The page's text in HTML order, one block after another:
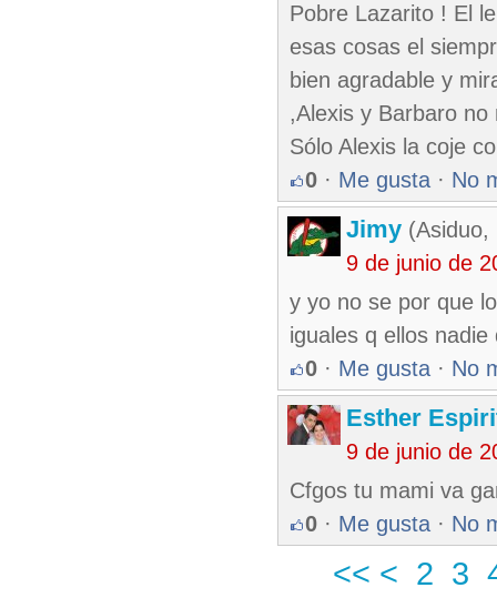
Pobre Lazarito ! El
esas cosas el
bien agradable y
,Alexis y Barbaro
Sólo Alexis la coje
0 · Me gusta · No
Jimy (Asiduo,
9 de junio de
y yo no se por que
iguales q ellos
0 · Me gusta · No
Esther
9 de junio de
Cfgos tu mami va
0 · Me gusta · No
<< < 2 3